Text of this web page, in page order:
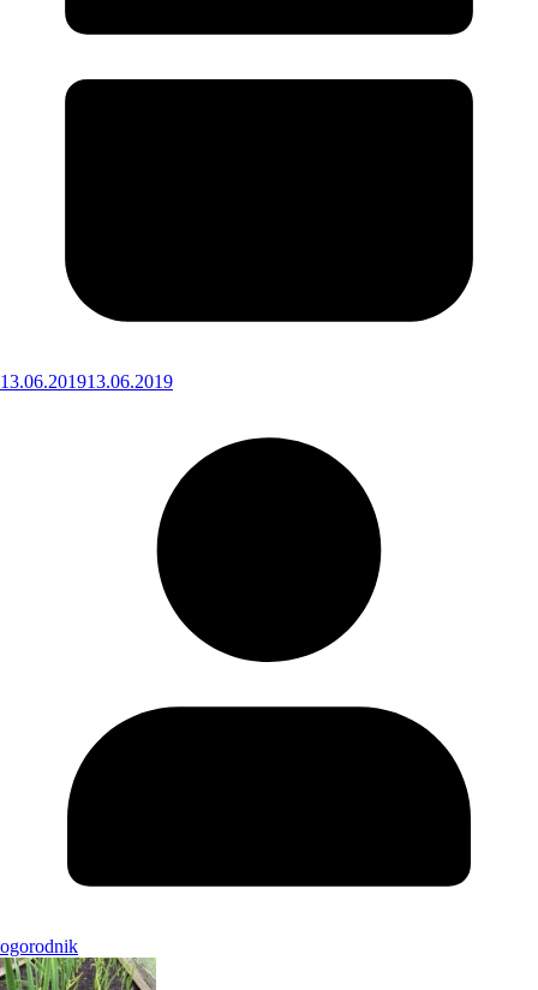
13.06.201913.06.2019
ogorodnik